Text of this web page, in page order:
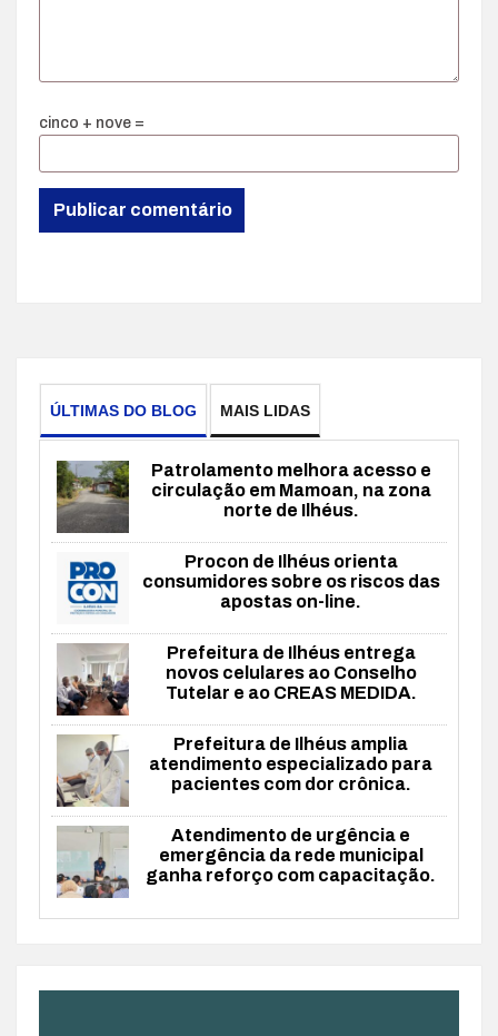
cinco + nove =
ÚLTIMAS DO BLOG MAIS LIDAS
Patrolamento melhora acesso e
circulação em Mamoan, na zona
norte de Ilhéus.
Procon de Ilhéus orienta
consumidores sobre os riscos das
apostas on-line.
Prefeitura de Ilhéus entrega
novos celulares ao Conselho
Tutelar e ao CREAS MEDIDA.
Prefeitura de Ilhéus amplia
atendimento especializado para
pacientes com dor crônica.
Atendimento de urgência e
emergência da rede municipal
ganha reforço com capacitação.